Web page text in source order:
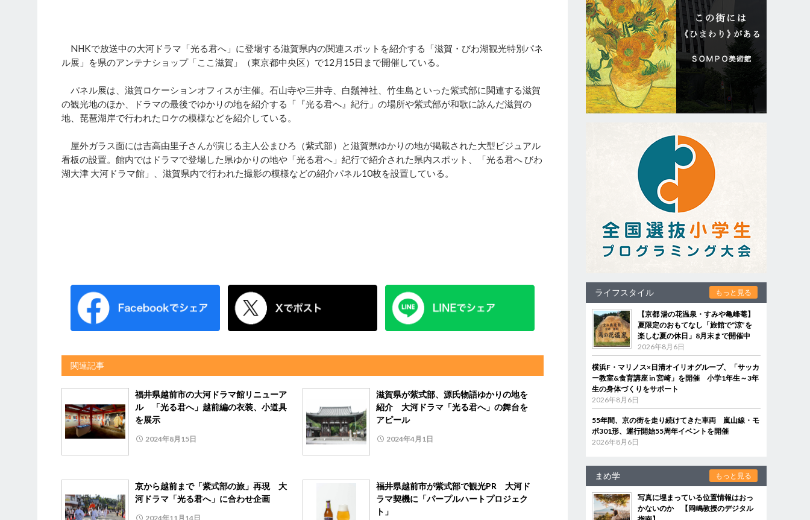
NHKで放送中の大河ドラマ「光る君へ」に登場する滋賀県内の関連スポットを紹介する「滋賀・びわ湖観光特別パネ
ル展」を県のアンテナショップ「ここ滋賀」（東京都中央区）で12月15日まで開催している。
パネル展は、滋賀ロケーションオフィスが主催。石山寺や三井寺、白鬚神社、竹生島といった紫式部に関連する滋賀
の観光地のほか、ドラマの最後でゆかりの地を紹介する「『光る君へ』紀行」の場所や紫式部が和歌に詠んだ滋賀の
地、琵琶湖岸で行われたロケの模様などを紹介している。
屋外ガラス面には吉高由里子さんが演じる主人公まひろ（紫式部）と滋賀県ゆかりの地が掲載された大型ビジュアル
看板の設置。館内ではドラマで登場した県ゆかりの地や「光る君へ」紀行で紹介された県内スポット、「光る君へ びわ
湖大津 大河ドラマ館」、滋賀県内で行われた撮影の模様などの紹介パネル10枚を設置している。
関連記事
福井県越前市の大河ドラマ館リニューア
ル 「光る君へ」越前編の衣装、小道具
を展示
2024年8月15日
滋賀県が紫式部、源氏物語ゆかりの地を
紹介 大河ドラマ「光る君へ」の舞台を
アピール
2024年4月1日
京から越前まで「紫式部の旅」再現 大
河ドラマ「光る君へ」に合わせ企画
2024年11月14日
福井県越前市が紫式部で観光PR 大河ド
ラマ契機に「パープルハートプロジェク
ト」
ライフスタイル もっと見る
【京都 湯の花温泉・すみや亀峰菴】
夏限定のおもてなし「旅館で“涼”を
楽しむ夏の休日」8月末まで開催中
2026年8月6日
横浜F・マリノス×日清オイリオグループ、「サッカ
ー教室&食育講座 in 宮崎」を開催 小学1年生～3年
生の身体づくりをサポート
2026年8月6日
55年間、京の街を走り続けてきた車両 嵐山線・モ
ボ301形、運行開始55周年イベントを開催
2026年8月6日
まめ学 もっと見る
写真に埋まっている位置情報はおっ
かないのか 【岡嶋教授のデジタル